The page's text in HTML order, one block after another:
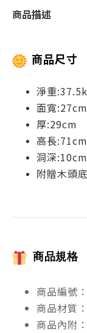
商品描述
商品尺寸
淨重
面寬:27cm
厚:29cm
高長:71cm
洞深:10cm
附贈木頭
商品規格
商品編號
商品材質
商品內附